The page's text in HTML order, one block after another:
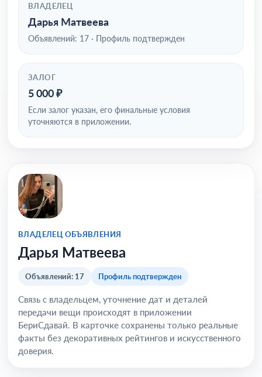
ВЛАДЕЛЕЦ
Дарья Матвеева
Объявлений: 17 · Профиль подтвержден
ЗАЛОГ
5 000 ₽
Если залог указан, его финальные условия
уточняются в приложении.
ВЛАДЕЛЕЦ ОБЪЯВЛЕНИЯ
Дарья Матвеева
Объявлений: 17 Профиль подтвержден
Связь с владельцем, уточнение дат и деталей
передачи вещи происходят в приложении
БериСдавай. В карточке сохранены только реальные
факты без декоративных рейтингов и искусственного
доверия.